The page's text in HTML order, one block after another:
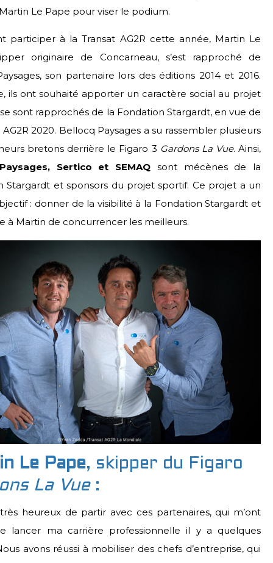
Le Pape pour viser le podium.
participer à la Transat AG2R cette année, Martin Le
originaire de Concarneau, s’est rapproché de
son partenaire lors des éditions 2014 et 2016.
ils ont souhaité apporter un caractère social au projet
sont rapprochés de la Fondation Stargardt, en vue de
AG2R 2020. Bellocq Paysages a su rassembler plusieurs
bretons derrière le Figaro 3 Gardons La Vue. Ainsi,
Sertico et SEMAQ sont mécènes de la
Stargardt et sponsors du projet sportif. Ce projet a un
: donner de la visibilité à la Fondation Stargardt et
à Martin de concurrencer les meilleurs.
Le Pape, skipper du Figaro
La Vue:
heureux de partir avec ces partenaires, qui m’ont
lancer ma carrière professionnelle il y a quelques
avons réussi à mobiliser des chefs d’entreprise, qui